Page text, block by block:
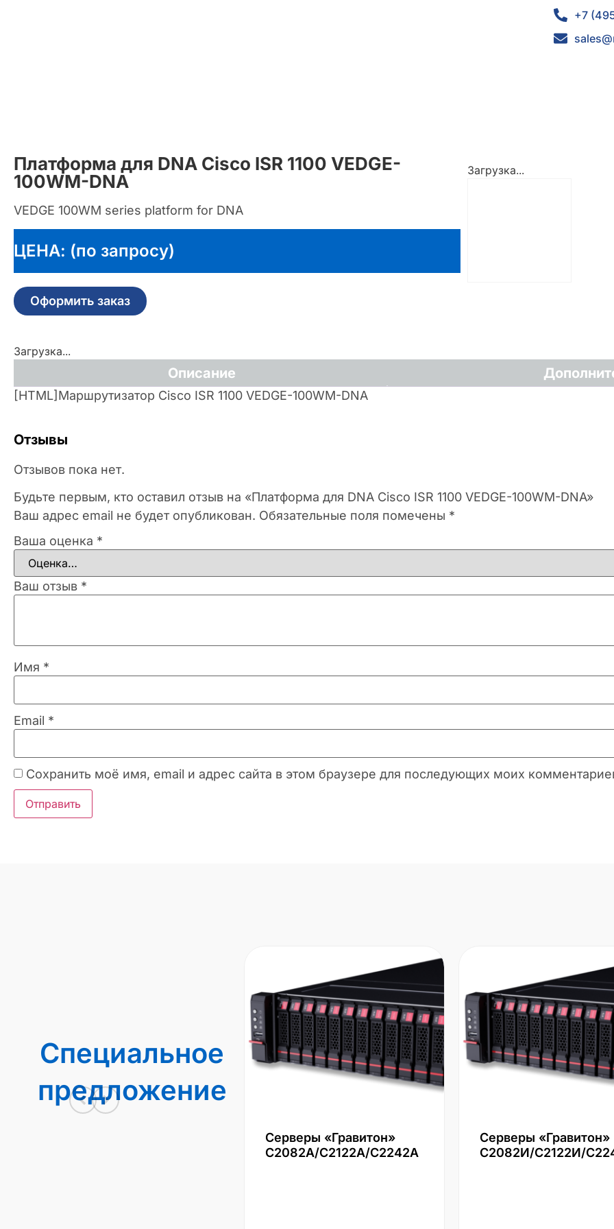
+7
Платформа для DNA Cisco ISR 1100 VEDGE-
100WM-DNA
VEDGE 100WM series platform for DNA
ЦЕНА: (по запросу)
Оформить заказ
Загрузка...
Загрузка...
Описание
[HTML]Маршрутизатор Cisco ISR 1100 VEDGE-100WM-DNA
Отзывы
Отзывов пока нет.
Будьте первым, кто оставил отзыв на «Платформа для DNA Cisco ISR 1100 VEDGE-100WM-DNA»
Ваш адрес email не будет опубликован. Обязательные поля помечены *
Ваша оценка *
Ваш отзыв *
Имя *
Email *
Сохранить моё имя, email и адрес сайта в этом браузере для последующих моих
Специальное
предложение
Серверы «Гравитон»
С2082А/С2122А/С2242А
Серверы «Гравитон»
С2082И/С2122И/